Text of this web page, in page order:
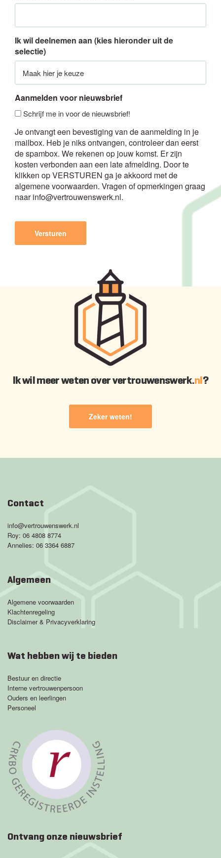
Ik wil deelnemen aan (kies hieronder uit de
selectie)
Aanmelden voor nieuwsbrief
Schrijf me in voor de nieuwsbrief!
Je ontvangt een bevestiging van de aanmelding in je
mailbox. Heb je niks ontvangen, controleer dan eerst
de spambox. We rekenen op jouw komst. Er zijn
kosten verbonden aan een late afmelding. Door te
klikken op VERSTUREN ga je akkoord met de
algemene voorwaarden. Vragen of opmerkingen graag
naar info@vertrouwenswerk.nl.
Ik wil meer weten over vertrouwenswerk.nl?
Zeker weten!
Contact
info@vertrouwenswerk.nl
Roy:06 4808 8774
Annelies:06 3364 6887
Algemeen
Algemene voorwaarden
Klachtenregeling
Disclaimer & Privacyverklaring
Wat hebben wij te bieden
Bestuur en directie
Interne vertrouwenpersoon
Ouders en leerlingen
Personeel
Ontvang onze nieuwsbrief